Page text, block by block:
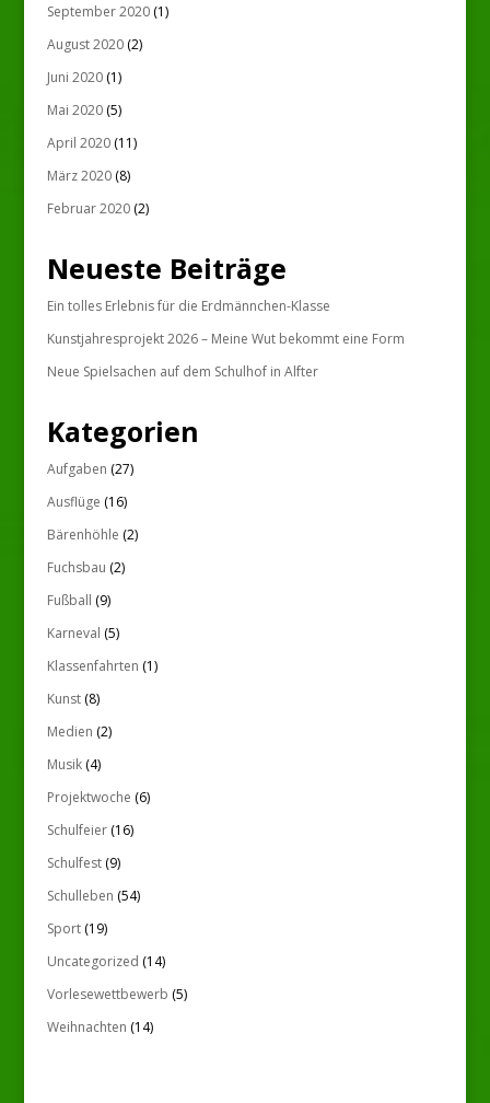
September 2020(1)
August 2020(2)
Juni 2020(1)
Mai 2020(5)
April 2020(11)
März 2020(8)
Februar 2020(2)
Neueste Beiträge
Ein tolles Erlebnis für die Erdmännchen-Klasse
Kunstjahresprojekt 2026 – Meine Wut bekommt eine Form
Neue Spielsachen auf dem Schulhof in Alfter
Kategorien
Aufgaben (27)
Ausflüge (16)
Bärenhöhle (2)
Fuchsbau (2)
Fußball (9)
Karneval (5)
Klassenfahrten (1)
Kunst(8)
Medien (2)
Musik(4)
Projektwoche (6)
Schulfeier(16)
Schulfest(9)
Schulleben (54)
Sport(19)
Uncategorized (14)
Vorlesewettbewerb (5)
Weihnachten (14)